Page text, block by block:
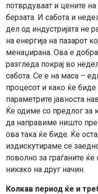
потврдуваат и цените на
берзата. И сабота и
дел од индустријата не
на енергија на пазарот
менаџирана. Ова е
разгледа покрај во
сабота. Се е на маса –
процесот и како ќе биде
параметрите јавноста
Ќе одиме со предлог за
да направиме ништо
ова така ќе биде. Ќе
издискутираме се
поволно за граѓаните
никако на друг начин.
Колкав период ќе и